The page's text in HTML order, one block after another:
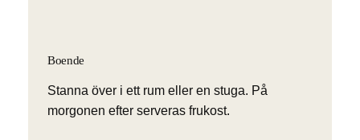
Boende
Stanna över i ett rum eller en stuga. På
morgonen efter serveras frukost.